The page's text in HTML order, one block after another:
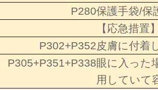
P280保護手袋/保
【応急措置】
P302+P352皮膚に付着
P305+P351+P338眼に入った
用していて